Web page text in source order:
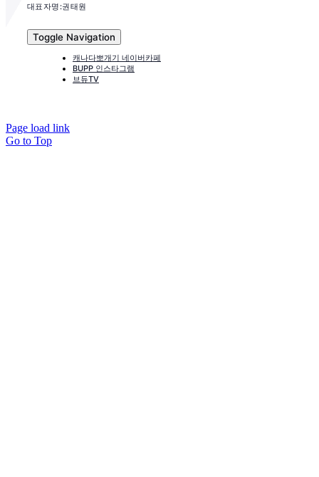
대표자명:권태원
Toggle Navigation
캐나다뽀개기 네이버카페
BUPP 인스타그램
브듀TV
Page load link
Go to Top